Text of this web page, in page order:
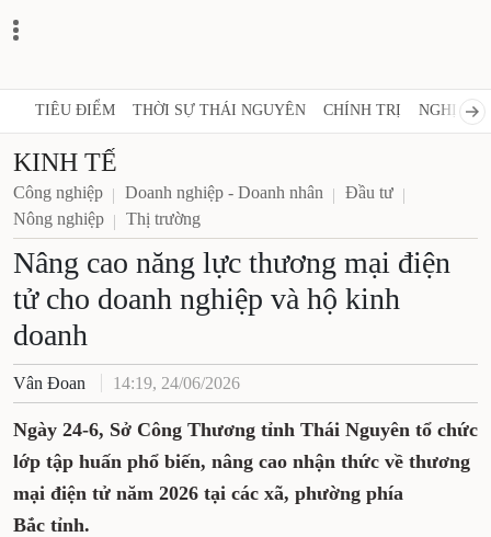
TIÊU ĐIỂM THỜI SỰ THÁI NGUYÊN CHÍNH TRỊ NGHỊ
KINH TẾ
Công nghiệp Doanh nghiệp - Doanh nhân
Đầu tư
Nông nghiệp
Thị trường
Nâng cao năng lực thương mại điện
tử cho doanh nghiệp và hộ kinh
doanh
Vân Đoan 14:19, 24/06/2026
Ngày 24-6, Sở Công Thương tỉnh Thái Nguyên tổ chức
lớp tập huấn phổ biến, nâng cao nhận thức về thương
mại điện tử năm 2026 tại các xã, phường phía
Bắc tỉnh.